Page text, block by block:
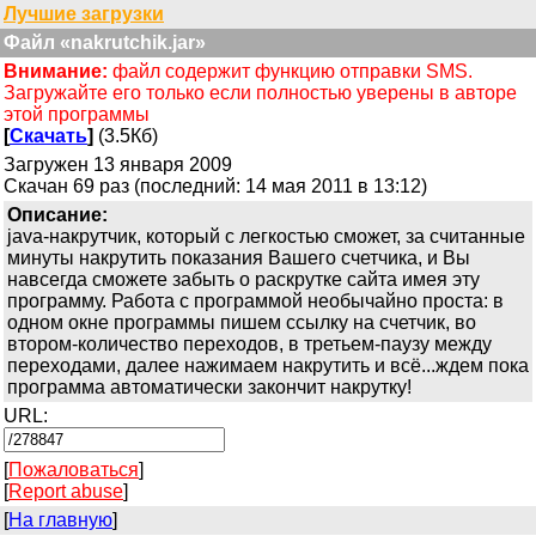
Лучшие загрузки
Файл «nakrutchik.jar»
Внимание: файл содержит функцию отправки SMS.
Загружайте его только если полностью уверены в авторе
этой программы
[Скачать] (3.5Кб)
Загружен 13 января 2009
Скачан 69 раз (последний: 14 мая 2011 в 13:12)
Описание:
java-накрутчик, который с легкостью сможет, за считанные
минуты накрутить показания Вашего счетчика, и Вы
навсегда сможете забыть о раскрутке сайта имея эту
программу. Работа с программой необычайно проста: в
одном окне программы пишем ссылку на счетчик, во
втором-количество переходов, в третьем-паузу между
переходами, далее нажимаем накрутить и всё...ждем пока
программа автоматически закончит накрутку!
URL:
[Пожаловаться]
[Report abuse]
[На главную]